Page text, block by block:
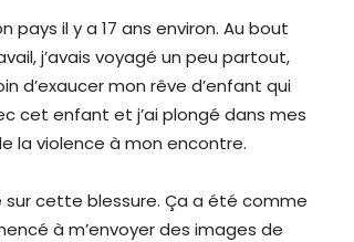
pays il y a 17 ans environ. Au bout
j’avais voyagé un peu partout,
d’exaucer mon rêve d’enfant qui
cet enfant et j’ai plongé dans mes
la violence à mon encontre.
sur cette blessure. Ça a été comme
à m’envoyer des images de